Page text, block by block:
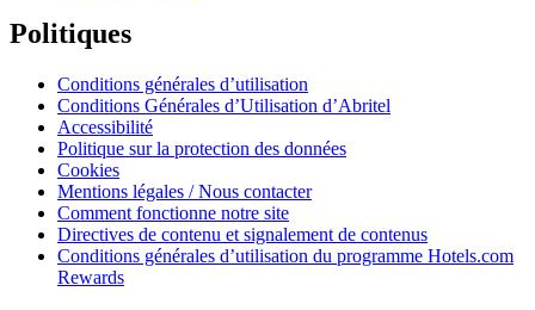
Politiques
Conditions générales d’utilisation
Conditions Générales d’Utilisation d’Abritel
Accessibilité
Politique sur la protection des données
Cookies
Mentions légales / Nous contacter
Comment fonctionne notre site
Directives de contenu et signalement de contenus
Conditions générales d’utilisation du programme Hotels.com
Rewards